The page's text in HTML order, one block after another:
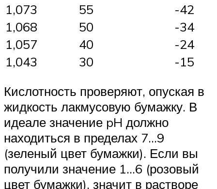
1,073
55
-42
1,068
50
-34
1,057
40
-24
1,043
30
-15
Кислотность проверяют, опуская в
жидкость лакмусовую бумажку. В
идеале значение pH должно
находиться в пределах 7…9
(зеленый цвет бумажки). Если вы
получили значение 1…6 (розовый
цвет бумажки), значит в растворе